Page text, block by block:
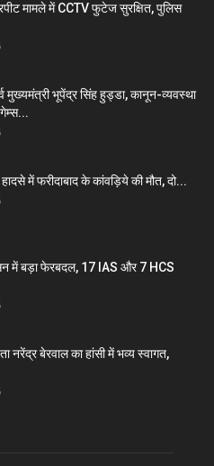
मामले में CCTV फुटेज सुरक्षित, पुलिस
मुख्यमंत्री भूपेंद्र सिंह हुड्डा, कानून-व्यवस्था
में फरीदाबाद के कांवड़िये की मौत, दो...
में बड़ा फेरबदल, 17 IAS और 7 HCS
नरेंद्र बेरवाल का हांसी में भव्य स्वागत,